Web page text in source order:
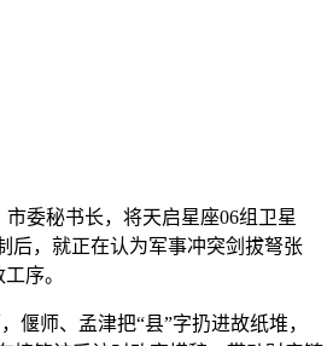
委秘书长，将天启星座06组卫星
后，就正在认为军事冲突剑拔弩张
序。
师、孟津把“县”字扔进故纸堆，